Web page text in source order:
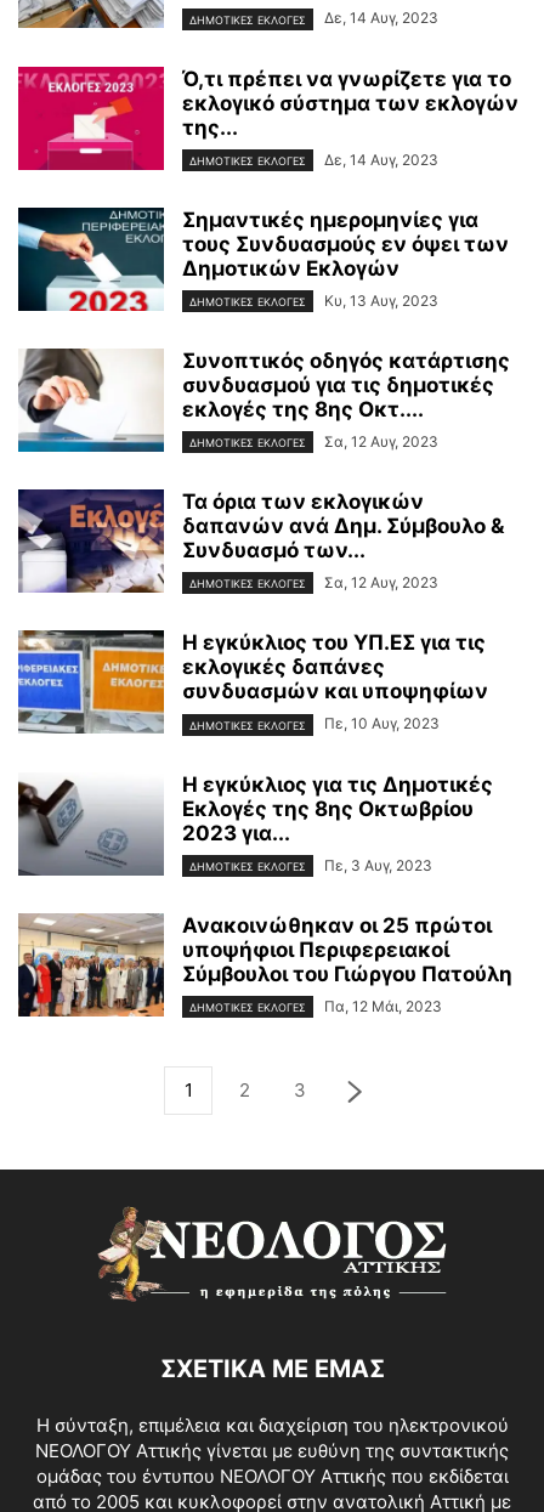
ΔΗΜΟΤΙΚΕΣ ΕΚΛΟΓΕΣ Δε, 14 Αυγ, 2023
Ό,τι πρέπει να γνωρίζετε για το
εκλογικό σύστημα των εκλογών
της...
ΔΗΜΟΤΙΚΕΣ ΕΚΛΟΓΕΣ Δε, 14 Αυγ, 2023
Σημαντικές ημερομηνίες για
τους Συνδυασμούς εν όψει των
Δημοτικών Εκλογών
ΔΗΜΟΤΙΚΕΣ ΕΚΛΟΓΕΣ Κυ, 13 Αυγ, 2023
Συνοπτικός οδηγός κατάρτισης
συνδυασμού για τις δημοτικές
εκλογές της 8ης Οκτ....
ΔΗΜΟΤΙΚΕΣ ΕΚΛΟΓΕΣ Σα, 12 Αυγ, 2023
Τα όρια των εκλογικών
δαπανών ανά Δημ. Σύμβουλο &
Συνδυασμό των...
ΔΗΜΟΤΙΚΕΣ ΕΚΛΟΓΕΣ Σα, 12 Αυγ, 2023
Η εγκύκλιος του ΥΠ.ΕΣ για τις
εκλογικές δαπάνες
συνδυασμών και υποψηφίων
ΔΗΜΟΤΙΚΕΣ ΕΚΛΟΓΕΣ Πε, 10 Αυγ, 2023
Η εγκύκλιος για τις Δημοτικές
Εκλογές της 8ης Οκτωβρίου
2023 για...
ΔΗΜΟΤΙΚΕΣ ΕΚΛΟΓΕΣ Πε, 3 Αυγ, 2023
Ανακοινώθηκαν οι 25 πρώτοι
υποψήφιοι Περιφερειακοί
Σύμβουλοι του Γιώργου Πατούλη
ΔΗΜΟΤΙΚΕΣ ΕΚΛΟΓΕΣ Πα, 12 Μάι, 2023
1 2 3
ΣΧΕΤΙΚΑ ΜΕ ΕΜΑΣ
Η σύνταξη, επιμέλεια και διαχείριση του ηλεκτρονικού
ΝΕΟΛΟΓΟΥ Αττικής γίνεται με ευθύνη της συντακτικής
ομάδας του έντυπου ΝΕΟΛΟΓΟΥ Αττικής που εκδίδεται
από το 2005 και κυκλοφορεί στην ανατολική Αττική με